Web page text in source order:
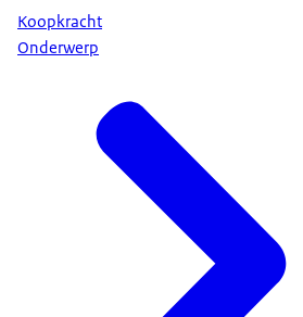
Koopkracht
Onderwerp